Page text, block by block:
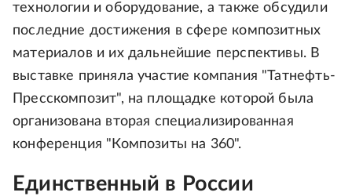
технологии и оборудование, а также обсудили
последние достижения в сфере композитных
материалов и их дальнейшие перспективы. В
выставке приняла участие компания "Татнефть-
Пресскомпозит", на площадке которой была
организована вторая специализированная
конференция "Композиты на 360".
Единственный в России